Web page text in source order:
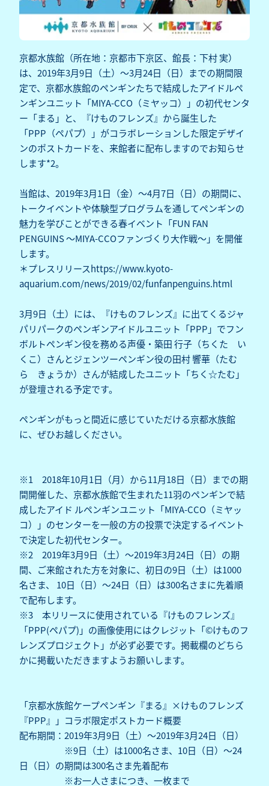
京都水族館（所在地：京都市下京区、館長：下村 実）
は、2019年3月9日（土）～3月24日（日）までの期間限
定で、京都水族館のペンギンたちで結成したアイドルペ
ンギンユニット「MIYA-CCO（ミヤッコ）」の初代センタ
ー「まる」と、『けものフレンズ』から誕生した
「PPP（ペパプ）」がコラボレーションした限定デザイ
ンのポストカードを、来館者に配布しますのでお知らせ
します*2。
当館は、2019年3月1日（金）～4月7日（日）の期間に、
トークイベントや体験型プログラムを通してペンギンの
魅力を学びことができる春イベント「FUN FAN
PENGUINS ～MIYA-CCOファンづくり大作戦～」を開催
します。
＊プレスリリースhttps://www.kyoto-
aquarium.com/news/2019/02/funfanpenguins.html
3月9日（土）には、『けものフレンズ』に出てくるジャ
パリパークのペンギンアイドルユニット「PPP」でフン
ボルトペンギン役を務める声優・築田 行子（ちくた い
くこ）さんとジェンツーペンギン役の田村 響華（たむ
ら きょうか）さんが結成したユニット「ちく☆たむ」
が登壇される予定です。
ペンギンがもっと間近に感じていただける京都水族館
に、ぜひお越しください。
※1 2018年10月1日（月）から11月18日（日）までの期
間開催した、京都水族館で生まれた11羽のペンギンで結
成したアイド ルペンギンユニット「MIYA-CCO（ミヤッ
コ）」のセンターを一般の方の投票で決定するイベント
で決定した初代センター。
※2 2019年3月9日（土）～2019年3月24日（日）の期
間、ご来館された方を対象に、初日の9日（土）は1000
名さま、 10日（日）～24日（日）は300名さまに先着順
で配布します。
※3 本リリースに使用されている『けものフレンズ』
「PPP(ペパプ)」の画像使用にはクレジット「©けものフ
レンズプロジェクト」が必ず必要です。掲載欄のどちら
かに掲載いただきますようお願いします。
「京都水族館ケープペンギン『まる』×けものフレンズ
『PPP』」コラボ限定ポストカード概要
配布期間：2019年3月9日（土）～2019年3月24日（日）
※9日（土）は1000名さま、10日（日）～24
日（日）の期間は300名さま先着配布
※お一人さまにつき、一枚まで